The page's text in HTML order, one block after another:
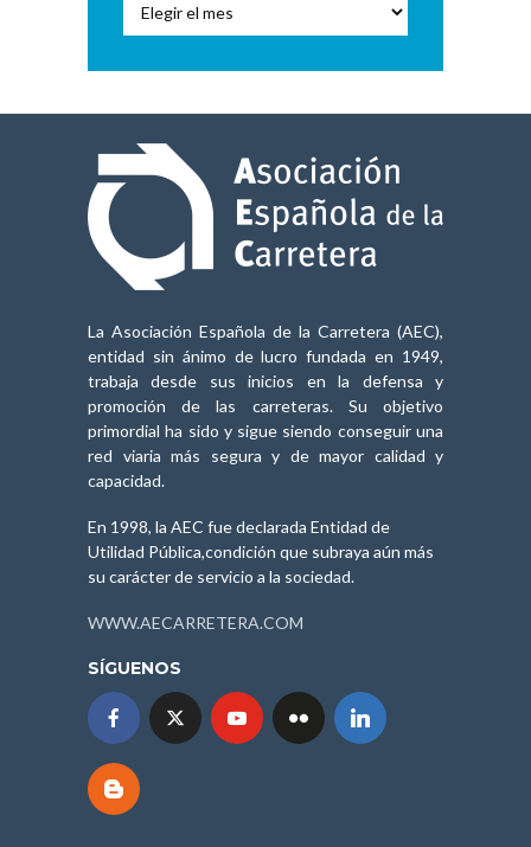
Audiovisual
La Asociación Española de la Carretera (AEC),
entidad sin ánimo de lucro fundada en 1949,
trabaja desde sus inicios en la defensa y
promoción de las carreteras. Su objetivo
primordial ha sido y sigue siendo conseguir una
red viaria más segura y de mayor calidad y
capacidad.
En 1998, la AEC fue declarada Entidad de
Utilidad Pública,condición que subraya aún más
su carácter de servicio a la sociedad.
WWW.AECARRETERA.COM
SÍGUENOS